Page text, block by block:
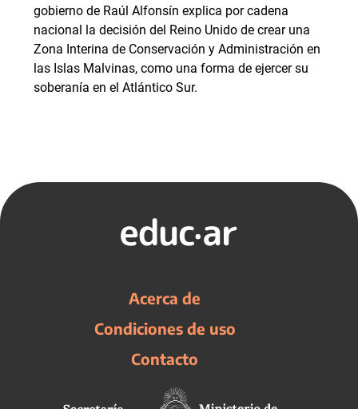
gobierno de Raúl Alfonsín explica por cadena
nacional la decisión del Reino Unido de crear una
Zona Interina de Conservación y Administración en
las Islas Malvinas, como una forma de ejercer su
soberanía en el Atlántico Sur.
Acerca de
Condiciones de uso
Contacto